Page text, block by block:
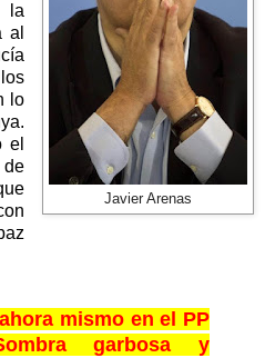
Javier Arenas
la
al
lo
el
mismo en el PP
garbosa y